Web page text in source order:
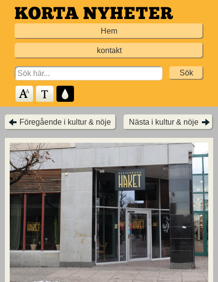
Hoppa
till
Hem
kontakt
Search
for:
Föregående i kultur & nöje Nästa i kultur & nöje